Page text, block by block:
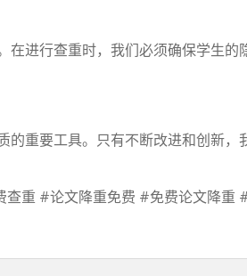
进行查重时，我们必须确保学生的
重要工具。只有不断改进和创新，
重 #论文降重免费 #免费论文降重